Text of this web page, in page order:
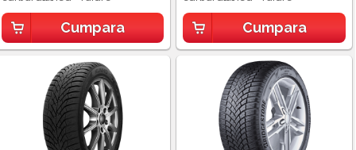
Cumpara Cumpara